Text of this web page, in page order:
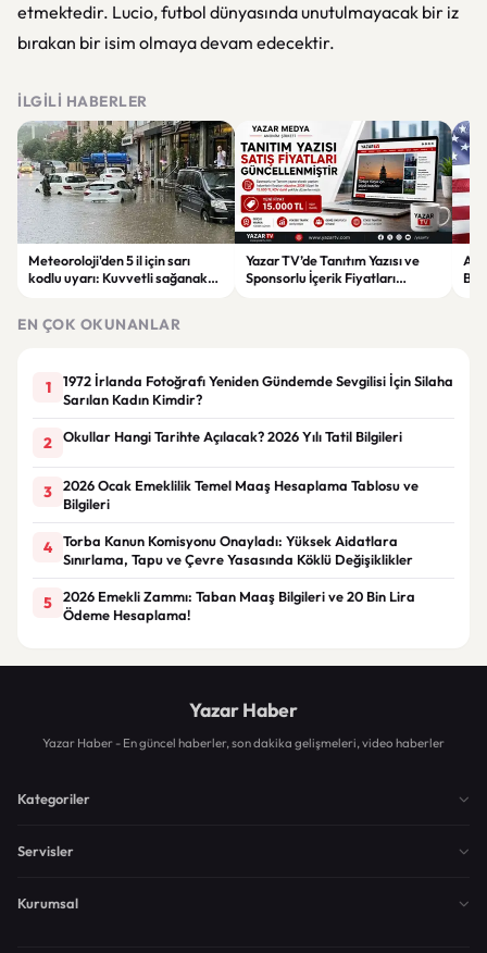
etmektedir. Lucio, futbol dünyasında unutulmayacak bir iz
bırakan bir isim olmaya devam edecektir.
İLGILI HABERLER
Meteoroloji'den 5 il için sarı
kodlu uyarı: Kuvvetli sağanak
Yazar TV’de Tanıtım Yazısı ve
Sponsorlu İçerik Fiyatları
EN ÇOK OKUNANLAR
1
1972 İrlanda Fotoğrafı Yeniden Gündemde Sevgilisi İçin Silaha
Sarılan Kadın Kimdir?
2 Okullar Hangi Tarihte Açılacak? 2026 Yılı Tatil Bilgileri
3
2026 Ocak Emeklilik Temel Maaş Hesaplama Tablosu ve
Bilgileri
4
Torba Kanun Komisyonu Onayladı: Yüksek Aidatlara
Sınırlama, Tapu ve Çevre Yasasında Köklü Değişiklikler
5
2026 Emekli Zammı: Taban Maaş Bilgileri ve 20 Bin Lira
Ödeme Hesaplama!
Yazar Haber
Yazar Haber - En güncel haberler, son dakika gelişmeleri, video haberler
Kategoriler
Servisler
Kurumsal